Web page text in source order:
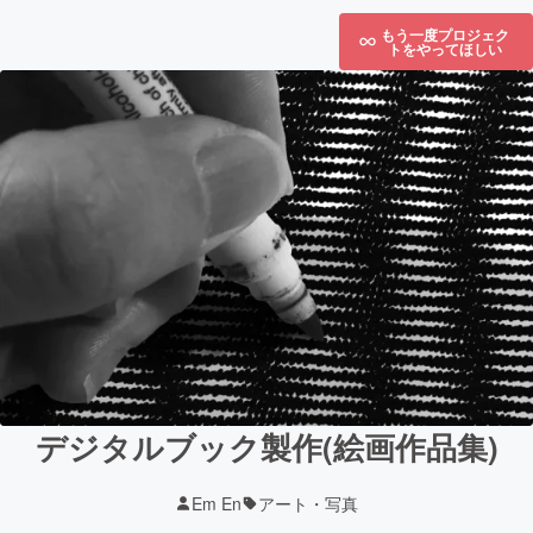
もう一度プロジェク
トをやってほしい
デジタルブック製作(絵画作品集)
Em En アート・写真